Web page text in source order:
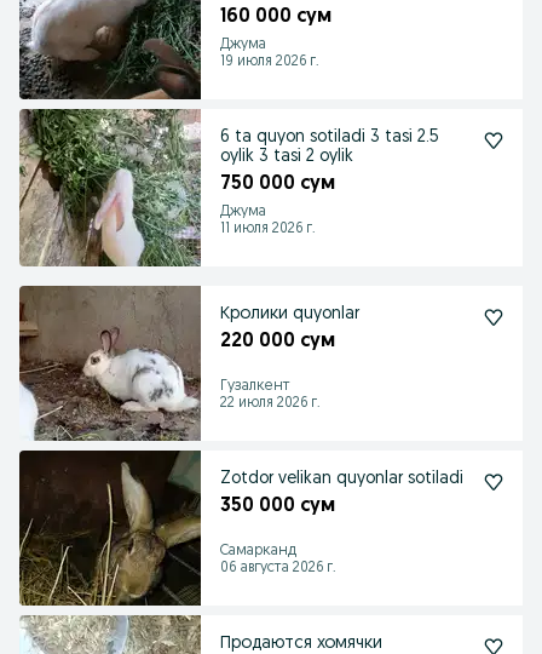
160 000 сум
Джума
19 июля 2026 г.
6 ta quyon sotiladi 3 tasi 2.5
oylik 3 tasi 2 oylik
750 000 сум
Джума
11 июля 2026 г.
Кролики quyonlar
220 000 сум
Гузалкент
22 июля 2026 г.
Zotdor velikan quyonlar sotiladi
350 000 сум
Самарканд
06 августа 2026 г.
Продаются хомячки